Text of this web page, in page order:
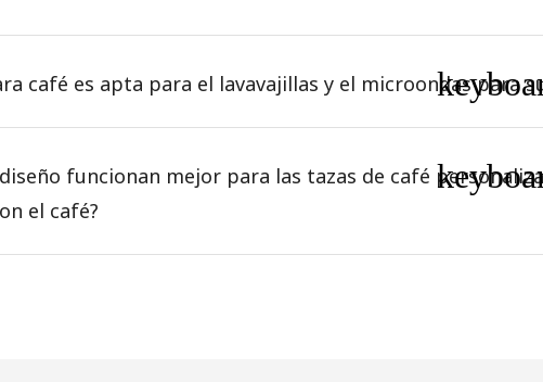
café es apta para el lavavajillas y el microondas para
funcionan mejor para las tazas de café
el café?